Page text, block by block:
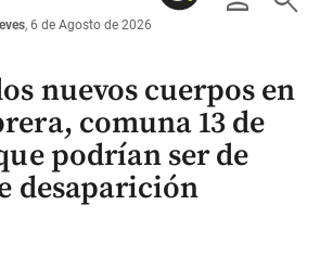
, 6 de Agosto de 2026
nuevos cuerpos en
comuna 13 de
podrían ser de
desaparición